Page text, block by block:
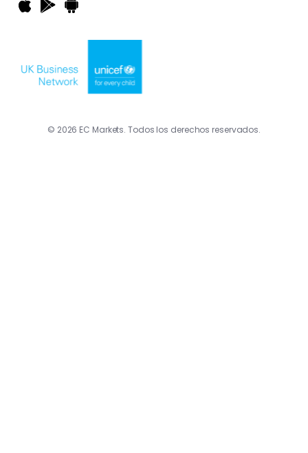
© 2026 EC Markets. Todos los derechos reservados.